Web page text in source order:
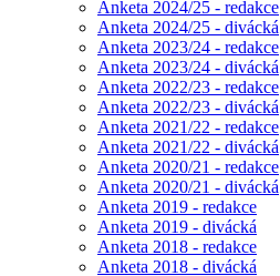
Anketa 2024/25 - redakce
Anketa 2024/25 - divácká
Anketa 2023/24 - redakce
Anketa 2023/24 - divácká
Anketa 2022/23 - redakce
Anketa 2022/23 - divácká
Anketa 2021/22 - redakce
Anketa 2021/22 - divácká
Anketa 2020/21 - redakce
Anketa 2020/21 - divácká
Anketa 2019 - redakce
Anketa 2019 - divácká
Anketa 2018 - redakce
Anketa 2018 - divácká